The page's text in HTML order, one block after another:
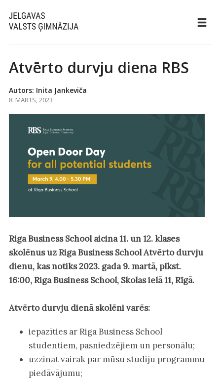
Atvērto durvju diena RBS
Autors: Inita Jankeviča
8. MARTS, 2023
Riga Business School aicina 11. un 12. klases
skolēnus uz Riga Business School Atvērto durvju
dienu, kas notiks 2023. gada 9. martā, plkst.
16:00, Riga Business School, Skolas ielā 11, Rīgā.
Atvērto durvju dienā skolēni varēs:
iepazīties ar Riga Business School
studentiem, pasniedzējiem un personālu;
uzzināt vairāk par mūsu studiju programmu
piedāvājumu;